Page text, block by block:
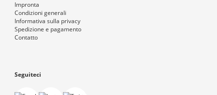
Impronta
Condizioni generali
Informativa sulla privacy
Spedizione e pagamento
Contatto
Seguiteci